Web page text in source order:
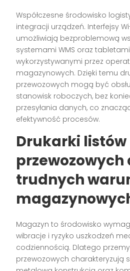
Współczesne środowisko
integracji urządzeń. Interfejsy
umożliwiają bezproblemową
systemami WMS oraz
wykorzystywanymi przez
magazynowych. Dzięki temu
przewozowych mogą być
stanowisk roboczych, bez
przesyłania danych, co
efektywność procesów.
Drukarki listów
przewozowych
trudnych
Magazyn to środowisko
wibracje i ryzyko uszkodzeń
codziennością. Dlatego
przewozowych charakteryzują